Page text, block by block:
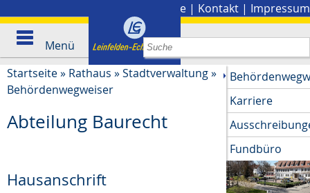
Presse | Kontakt | Impressum
Menü
Startseite» Rathaus »Stadtverwaltung»
Behördenwegweiser
Abteilung Baurecht
Hausanschrift
Karriere
Fundbüro